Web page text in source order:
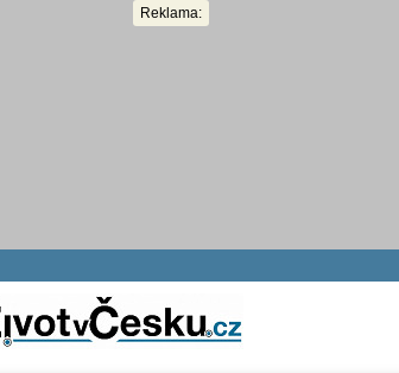
Reklama: